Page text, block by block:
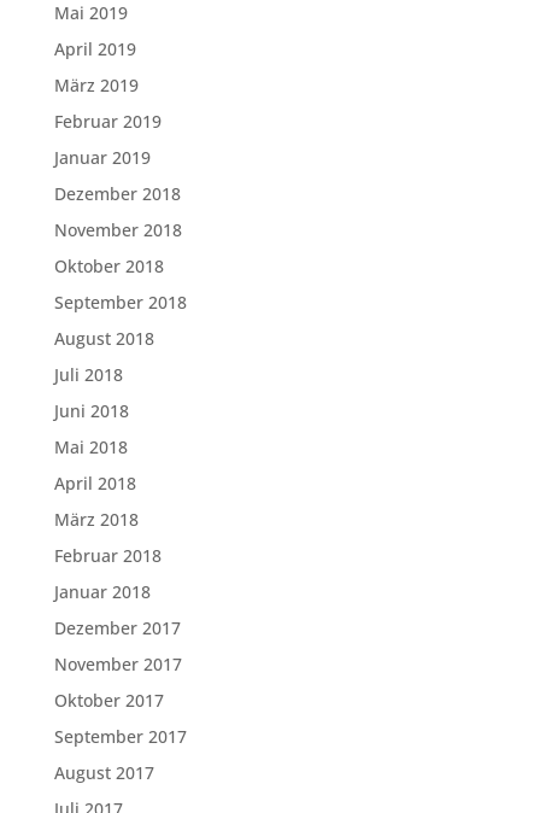
Mai 2019
April 2019
März 2019
Februar 2019
Januar 2019
Dezember 2018
November 2018
Oktober 2018
September 2018
August 2018
Juli 2018
Juni 2018
Mai 2018
April 2018
März 2018
Februar 2018
Januar 2018
Dezember 2017
November 2017
Oktober 2017
September 2017
August 2017